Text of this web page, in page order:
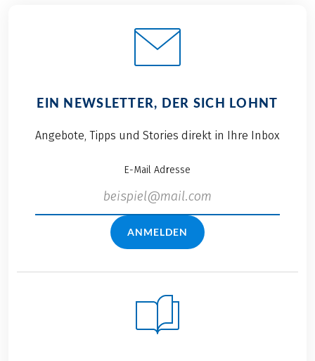
EIN NEWSLETTER, DER SICH LOHNT
Angebote, Tipps und Stories direkt in Ihre Inbox
E-Mail Adresse
ANMELDEN